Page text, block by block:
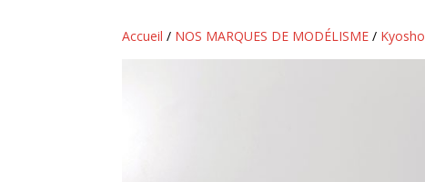
Accueil / NOS MARQUES DE MODÉLISME / Kyosho